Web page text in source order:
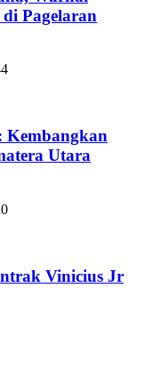
Pagelaran
Kembangkan
Utara
Vinicius Jr